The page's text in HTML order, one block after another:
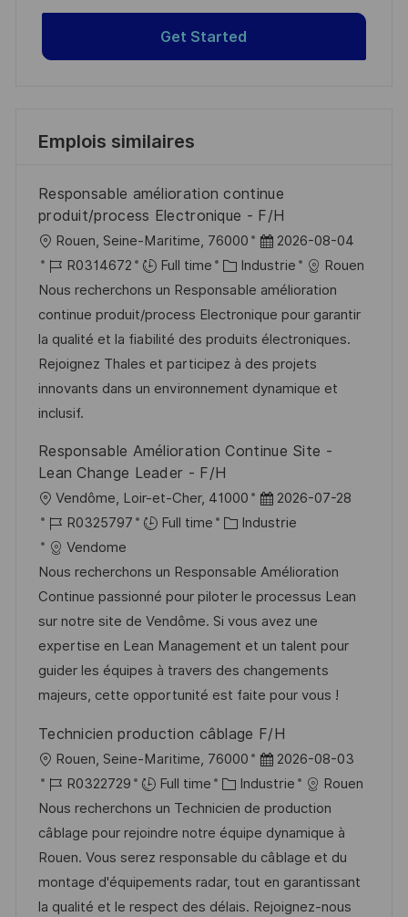
Get Started
Emplois similaires
Responsable amélioration continue
produit/process Electronique - F/H
o
c
a
l
i
s
a
i
Rouen, Seine-Maritime, 76000
D
a
t
e
d
’
a
i
h
2026-08-04
R
é
f
é
r
e
n
e
p
o
R0314672 Full time
C
a
t
é
g
o
e
Industrie
Rouen
Nous recherchons un Responsable amélioration
continue produit/process Electronique pour garantir
la qualité et la fiabilité des produits électroniques.
Rejoignez Thales et participez à des projets
innovants dans un environnement dynamique et
inclusif.
Responsable Amélioration Continue Site -
Lean Change Leader - F/H
o
c
a
l
i
s
a
t
o
n
Vendôme, Loir-et-Cher, 41000
D
a
e
d
a
f
f
c
h
a
g
e
2026-07-28
R
é
f
é
r
e
n
c
d
u
p
o
s
t
e
R0325797 Full time
C
t
é
g
o
r
i
Industrie
Vendome
Nous recherchons un Responsable Amélioration
Continue passionné pour piloter le processus Lean
sur notre site de Vendôme. Si vous avez une
expertise en Lean Management et un talent pour
guider les équipes à travers des changements
majeurs, cette opportunité est faite pour vous !
Technicien production câblage F/H
o
c
a
l
i
s
Rouen, Seine-Maritime, 76000
D
a
t
e
d
’
a
2026-08-03
R
é
f
é
r
e
R0322729 Full time
C
a
t
é
g
o
Industrie
Rouen
Nous recherchons un Technicien de production
câblage pour rejoindre notre équipe dynamique à
Rouen. Vous serez responsable du câblage et du
montage d'équipements radar, tout en garantissant
la qualité et le respect des délais. Rejoignez-nous